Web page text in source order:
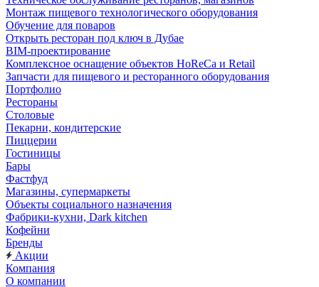
Монтаж пищевого технологического оборудования
Обучение для поваров
Открыть ресторан под ключ в Дубае
BIM-проектирование
Комплексное оснащение объектов HoReCa и Retail
Запчасти для пищевого и ресторанного оборудования
Портфолио
Рестораны
Столовые
Пекарни, кондитерские
Пиццерии
Гостиницы
Бары
Фастфуд
Магазины, супермаркеты
Объекты социального назначения
Фабрики-кухни, Dark kitchen
Кофейни
Бренды
Акции
Компания
О компании